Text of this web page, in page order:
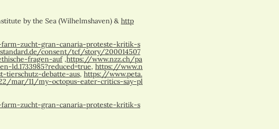
by the Sea (Wilhelmshaven) & http
zucht-gran-canaria-proteste-kritik-s
consent/tcf/story/200014507
fragen-auf,https://www.nzz.ch/pa
ld.1733985?reduced=true, https://www.n
debatte-aus, https://www.peta.
mar/11/my-octopus-eater-critics-say-pl
zucht-gran-canaria-proteste-kritik-s